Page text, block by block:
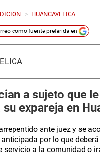
> HUANCAVELICA
como fuente preferida en
a sujeto que
su expareja en
ante juez y se
por lo que
servicio a la comunidad o